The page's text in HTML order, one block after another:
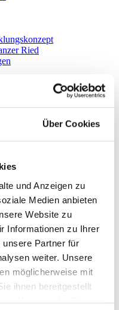
Über Cookies
und Anzeigen zu
Medien anbieten
Website zu
Informationen zu Ihrer
unsere Partner für
weiter. Unsere
möglicherweise mit
ihnen bereitgestellt
Ried
Frastanz